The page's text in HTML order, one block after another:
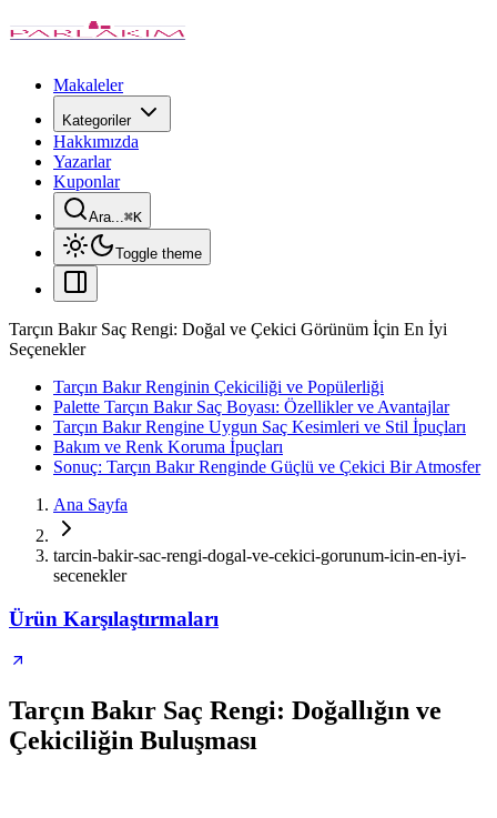
Makaleler
Kategoriler
Hakkımızda
Yazarlar
Kuponlar
Ara...⌘K
Toggle theme
Tarçın Bakır Saç Rengi: Doğal ve Çekici Görünüm İçin En İyi
Seçenekler
Tarçın Bakır Renginin Çekiciliği ve Popülerliği
Palette Tarçın Bakır Saç Boyası: Özellikler ve Avantajlar
Tarçın Bakır Rengine Uygun Saç Kesimleri ve Stil İpuçları
Bakım ve Renk Koruma İpuçları
Sonuç: Tarçın Bakır Renginde Güçlü ve Çekici Bir Atmosfer
Ana Sayfa
tarcin-bakir-sac-rengi-dogal-ve-cekici-gorunum-icin-en-iyi-
secenekler
Ürün Karşılaştırmaları
Tarçın Bakır Saç Rengi: Doğallığın ve
Çekiciliğin Buluşması